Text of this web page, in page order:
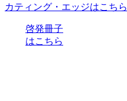
カティング・エッジはこちら
啓発冊子
はこちら